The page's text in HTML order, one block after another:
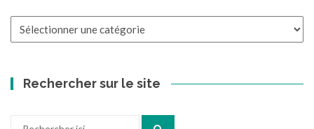
Rechercher sur le site